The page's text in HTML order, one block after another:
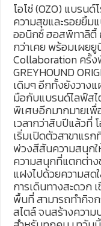
โอโซ่ (OZO) แบรน
ความสุขและรอยยิ้ม
ออนิกซ์ ฮอสพิทาลิตี้
กว่าเคย พร้อมเผย
Collaboration ครั้ง
GREYHOUND
เดิมๆ อีกทั้งยังวาง
มือกับแบรนด์ไลฟ์สไ
พิเศษอีกมากมายเ
เวลากว่าสิบปีแล้วที่
เริ่มเปิดตัวสาขาแร
พ่วงสีสันความสนุก
ความสนุกที่แตกต่า
แฝงไปด้วยความส
การเดินทางสะดวก
พื้นที่ สามารถทำกิจ
สไตล์ จนสร้างควา